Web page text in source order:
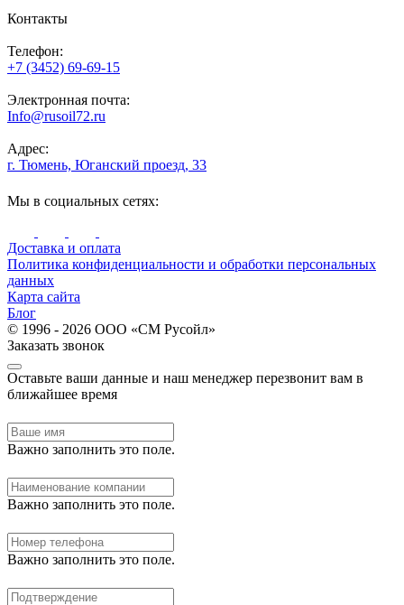
Контакты
Телефон:
+7 (3452) 69-69-15
Электронная почта:
Info@rusoil72.ru
Адрес:
г. Тюмень, Юганский проезд, 33
Мы в социальных сетях:
Доставка и оплата
Политика конфиденциальности и обработки персональных
данных
Карта сайта
Блог
© 1996 - 2026 ООО «СМ Русойл»
Заказать звонок
Оставьте ваши данные и наш менеджер перезвонит вам в
ближайшее время
Важно заполнить это поле.
Важно заполнить это поле.
Важно заполнить это поле.